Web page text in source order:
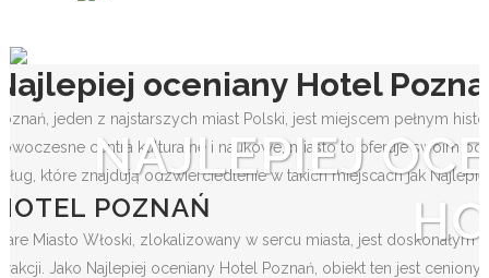
NAJLEPIEJ
oceniany Hotel
jeden z najstarszych miast Polski, jest miejscem pełnym
centra kulturalne i naukowe, miasto to oferuje swoim
które znajdują odzwierciedlenie w takich miejscach jak
POZNAŃ
Miasto Włoski, zlokalizowany w sercu miasta, jest
Jako Najlepiej oceniany Hotel Poznań, obiekt ten jest